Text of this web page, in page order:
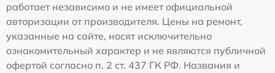
работает независимо и не имеет официальной
авторизации от производителя. Цены на ремонт,
указанные на сайте, носят исключительно
ознакомительный характер и не являются публичной
офертой согласно п. 2 ст. 437 ГК РФ. Названия и